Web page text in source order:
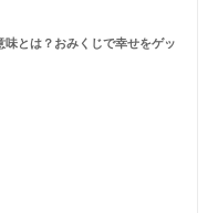
味とは？おみくじで幸せをゲッ